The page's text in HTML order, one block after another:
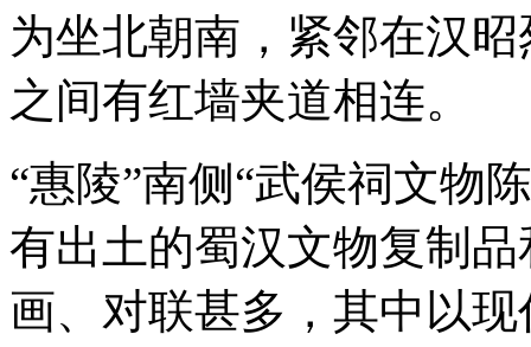
为坐北朝南，紧邻在汉
之间有红墙夹道相连。
“惠陵”南侧“武侯祠文物
有出土的蜀汉文物复制
画、对联甚多，其中以